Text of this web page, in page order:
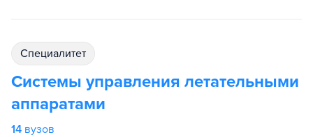
специалитет
Системы управления летательными
аппаратами
14 вузов